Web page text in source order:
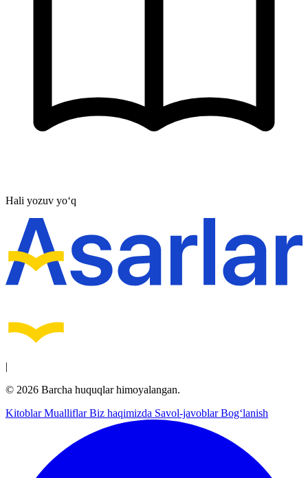
Hali yozuv yo‘q
|
© 2026 Barcha huquqlar himoyalangan.
KitoblarMualliflarBiz haqimizda Savol-javoblarBog‘lanish